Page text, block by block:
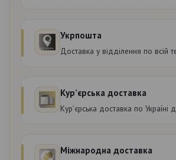
Укрпошта
Доставка у відділення по всій
Курʼєрська доставка
Курʼєрська доставка по Україні
Міжнародна доставка